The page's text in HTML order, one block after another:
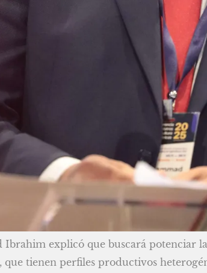
explicó que buscará potenciar
que tienen perfiles productivos